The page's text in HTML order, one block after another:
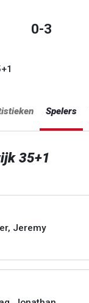
0-3
Spelers
35+1
Jeremy